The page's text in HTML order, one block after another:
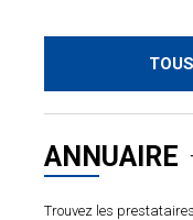
ANNUAIRE
Trouvez les